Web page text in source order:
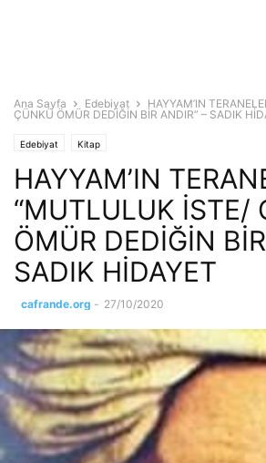
Ana Sayfa Edebiyat
HAYYAM’IN
ÇÜNKÜ ÖMÜR DEDİĞİN BİR ANDIR” – SADIK
Edebiyat Kitap
HAYYAM’IN
“MUTLULUK İSTE/
ÖMÜR DEDİĞİN
SADIK HİDAYET
cafrande.org - 27/10/2020